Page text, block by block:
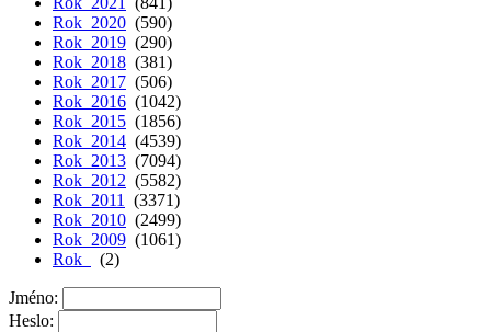
Rok 2020 (590)
Rok 2019 (290)
Rok 2018 (381)
Rok 2017 (506)
Rok 2016 (1042)
Rok 2015 (1856)
Rok 2014 (4539)
Rok 2013 (7094)
Rok 2012 (5582)
Rok 2011
(3371)
Rok 2010 (2499)
Rok 2009 (1061)
Rok
(2)
Jméno:
Heslo: